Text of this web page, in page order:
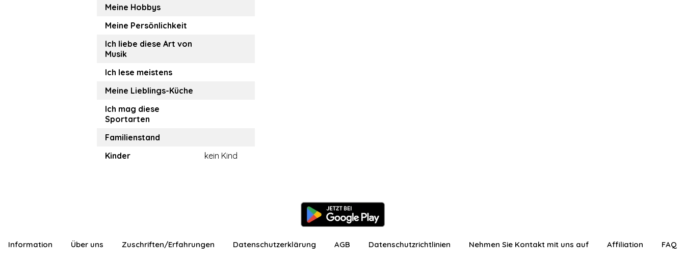
Meine Hobbys
Meine Persönlichkeit
Ich liebe diese Art von
Musik
Ich lese meistens
Meine Lieblings-Küche
Ich mag diese
Sportarten
Familienstand
Kinder
kein Kind
Information Über uns Zuschriften/Erfahrungen Datenschutzerklärung AGB Datenschutzrichtlinien Nehmen Sie Kontakt mit uns auf Affiliation FAQ